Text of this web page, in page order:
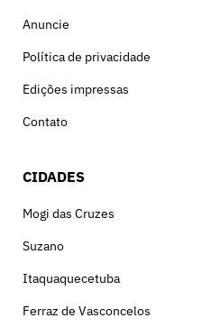
Anuncie
Política de privacidade
Edições impressas
Contato
CIDADES
Mogi das Cruzes
Suzano
Itaquaquecetuba
Ferraz de Vasconcelos